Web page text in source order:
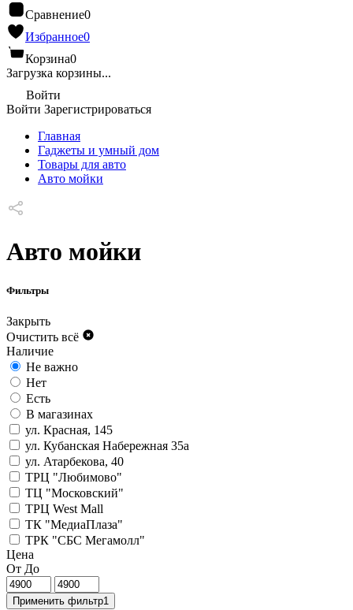
Сравнение0
Избранное0
Корзина0
Загрузка корзины...
Войти
Войти Зарегистрироваться
Главная
Гаджеты и умный дом
Товары для авто
Авто мойки
Авто мойки
Фильтры
Закрыть
Очистить всё
Наличие
Не важно
Нет
Есть
В магазинах
ул. Красная, 145
ул. Кубанская Набережная 35а
ул. Атарбекова, 40
ТРЦ "Любимово"
ТЦ "Московский"
ТРЦ West Mall
ТК "МедиаПлаза"
ТРК "СБС Мегамолл"
Цена
От До
Применить фильтр1